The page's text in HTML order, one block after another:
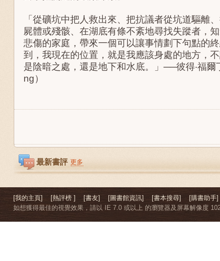
「從礦坑中把人救出來、把抗議者從坑道驅離
屍體或殘骸、在湖底有條不紊地尋找失蹤者，
悲傷的家庭，帶來一個可以讓事情劃下句點的
到，我現在的位置，就是我應該身處的地方，
是陰暗之處，還是地下和水底。」──彼得‧福
ng）
最新書評 更多
[我的主頁] [熱評榜 ] [書友] [圖書館資訊] [書本搜尋]
[購書助手]
如想獲得最佳的視覺效果，請以 IE 7.0 或以上 的瀏覽器及屏幕解像度